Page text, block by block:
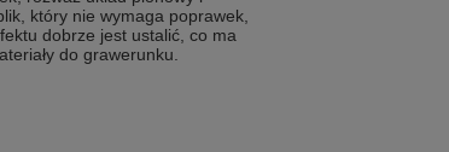
który nie wymaga poprawek,
dobrze jest ustalić, co ma
do grawerunku.